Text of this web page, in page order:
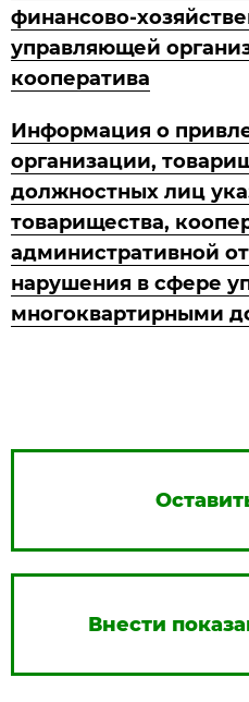
финансово-
управляющей
кооператива
Информация о
организации,
должностных лиц
товарищества,
административной
нарушения в сфере
многоквартирными
Внести